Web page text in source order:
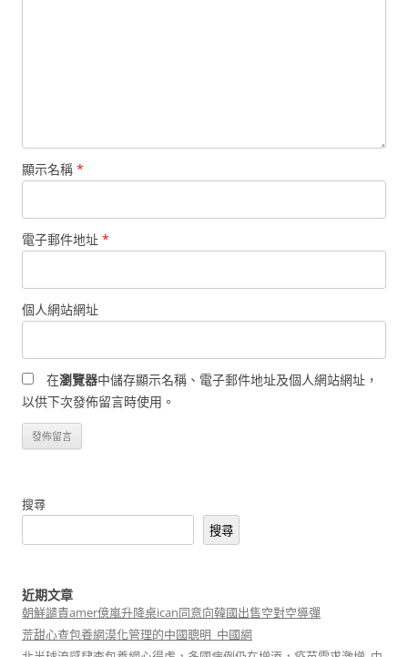
顯示名稱 *
電子郵件地址 *
個人網站網址
在瀏覽器中儲存顯示名稱、電子郵件地址及個人網站網址，
以供下次發佈留言時使用。
搜尋
搜尋
近期文章
朝鮮譴責amer億嵐升降桌ican同意向韓國出售空對空導彈
荒甜心查包養網漠化管理的中國聰明_中國網